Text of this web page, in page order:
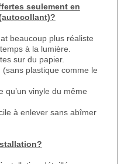
seulement en
beaucoup plus réaliste
à la lumière.
sur du papier.
plastique comme le
qu’un vinyle du même
à enlever sans abîmer